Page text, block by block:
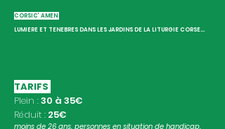
CORSIC’ AMEN
LUMIERE ET TENEBRES DANS LES JARDINS DE LA LITURGIE CORSE…
TARIFS
Plein :30 à 35€
Réduit : 25€
moins de 26 ans, personnes en situation de handicap,